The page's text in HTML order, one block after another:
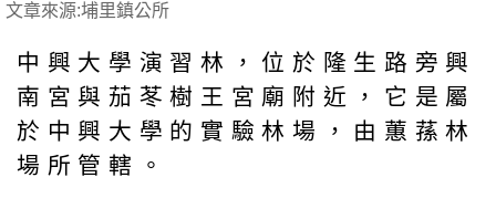
文章來源:埔里鎮公所
中興大學演習林，位於隆生路旁興
南宮與茄苳樹王宮廟附近，它是屬
於中興大學的實驗林場，由蕙蓀林
場所管轄。